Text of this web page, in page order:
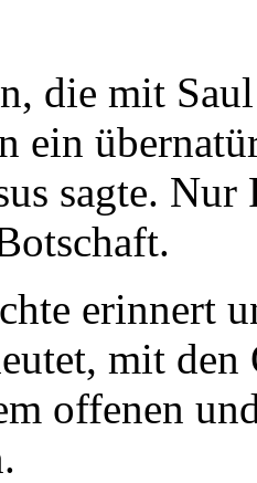
die mit
ein
sagte.
erinnert
mit den
offenen